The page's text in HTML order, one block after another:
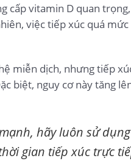
cấp vitamin D quan
việc tiếp xúc quá
miễn dịch, nhưng tiếp
biệt, nguy cơ này tăng
hãy luôn sử dụng
gian tiếp xúc trực